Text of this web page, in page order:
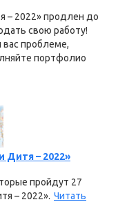
– 2022» продлен до
свою работу!
проблеме,
портфолио
Дитя – 2022»
пройдут 27
– 2022». Читать